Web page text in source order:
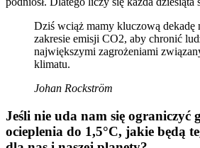
Dziś wciąż mamy kluczową dekadę
zakresie emisji CO2, aby chronić
największymi zagrożeniami
klimatu.
Johan Rockström
Jeśli nie uda nam się ograniczyć
ocieplenia do 1,5°C, jakie będą